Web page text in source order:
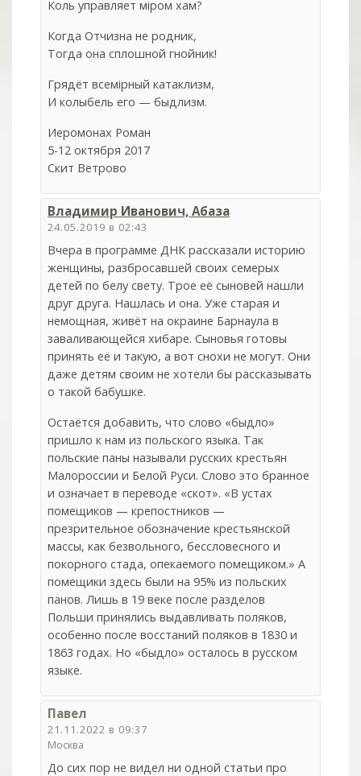
Коль управляет міром хам?
Когда Отчизна не родник,
Тогда она сплошной гнойник!
Грядёт всемiрный катаклизм,
И колыбель его — быдлизм.
Иеромонах Роман
5-12 октября 2017
Скит Ветрово
Владимир Иванович, Абаза
24.05.2019 в 02:43
Вчера в программе ДНК рассказали историю
женщины, разбросавшей своих семерых
детей по белу свету. Трое её сыновей нашли
друг друга. Нашлась и она. Уже старая и
немощная, живёт на окраине Барнаула в
заваливающейся хибаре. Сыновья готовы
принять её и такую, а вот снохи не могут. Они
даже детям своим не хотели бы рассказывать
о такой бабушке.
Остаётся добавить, что слово «быдло»
пришло к нам из польского языка. Так
польские паны называли русских крестьян
Малороссии и Белой Руси. Слово это бранное
и означает в переводе «скот». «В устах
помещиков — крепостников —
презрительное обозначение крестьянской
массы, как безвольного, бессловесного и
покорного стада, опекаемого помещиком.» А
помещики здесь были на 95% из польских
панов. Лишь в 19 веке после разделов
Польши принялись выдавливать поляков,
особенно после восстаний поляков в 1830 и
1863 годах. Но «быдло» осталось в русском
языке.
Павел
21.11.2022 в 09:37
Москва
До сих пор не видел ни одной статьи про